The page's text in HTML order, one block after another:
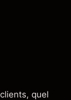
quel